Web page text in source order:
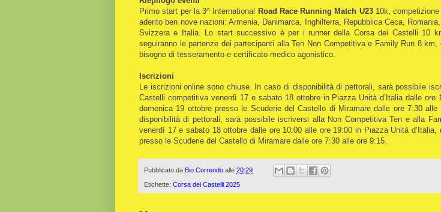
Primo start per la 3^ International
Road Race Running Match U2310k, competizione
aderito ben nove nazioni: Armenia, Danimarca, Inghilterra, Repubblica Ceca,
Svizzera e Italia. Lo start successivo è per i runner della Corsa dei Castelli 10
seguiranno le partenze dei partecipanti alla Ten Non Competitiva e Family Run 8
bisogno di tesseramento e certificato medico agonistico.
Iscrizioni
Le iscrizioni online sono chiuse. In caso di disponibilità di pettorali, sarà possibile
Castelli competitiva venerdì 17 e sabato 18 ottobre in Piazza Unità d’Italia dalle ore
domenica 19 ottobre presso le Scuderie del Castello di Miramare dalle ore 7:30
disponibilità di pettorali, sarà possibile iscriversi alla Non Competitiva Ten e alla
venerdì 17 e sabato 18 ottobre dalle ore 10:00 alle ore 19:00 in Piazza Unità d’Italia,
presso le Scuderie del Castello di Miramare dalle ore 7:30 alle ore 9:15.
Pubblicato da Bio Correndo alle 20:29
Etichette: Corsa dei Castelli 2025